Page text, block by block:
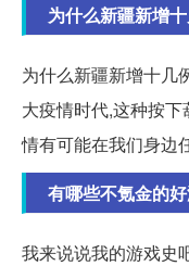
为什么新疆新增
为什么新疆新增十几
大疫情时代,这种按
情有可能在我们身边
有哪些不氪金的
我来说说我的游戏史